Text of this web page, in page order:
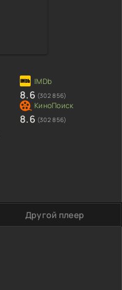
8.6 (302 856)
8.6 (302 856)
Другой плеер